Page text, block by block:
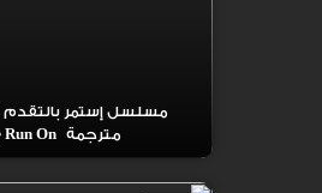
مترجمة Run On ح3